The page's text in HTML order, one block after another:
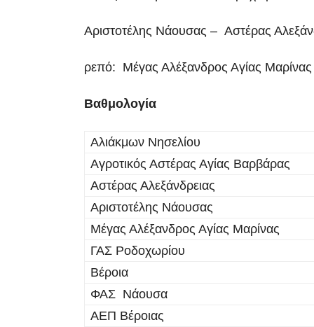
Αριστοτέλης Νάουσας – Αστέρας
ρεπό: Μέγας Αλέξανδρος Αγίας Μαρίνας
Βαθμολογία
Αλιάκμων Νησελίου
Αγροτικός Αστέρας Αγίας Βαρβάρας
Αστέρας Αλεξάνδρειας
Αριστοτέλης Νάουσας
Μέγας Αλέξανδρος Αγίας Μαρίνας
ΓΑΣ Ροδοχωρίου
Βέροια
ΦΑΣ Νάουσα
ΑΕΠ Βέροιας